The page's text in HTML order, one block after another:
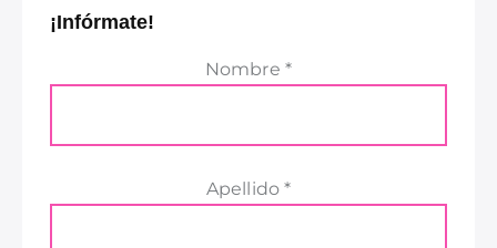
¡Infórmate!
Nombre *
Apellido *